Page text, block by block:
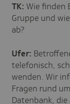
TK: Wie finden
Gruppe und
ab?
Ufer:
telefonisch,
wenden. Wir
Fragen rund
Datenbank,